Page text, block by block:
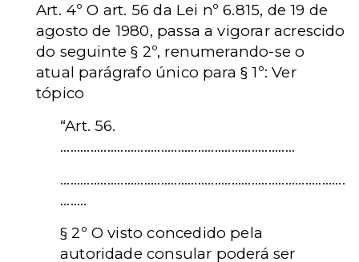
Art. 4º O art. 56 da Lei nº 6.815, de 19 de
agosto de 1980, passa a vigorar acrescido
do seguinte § 2º, renumerando-se o
atual parágrafo único para § 1º: Ver
tópico
“Art. 56.
......................................................................
.....................................................................................
........
§ 2º O visto concedido pela
autoridade consular poderá ser